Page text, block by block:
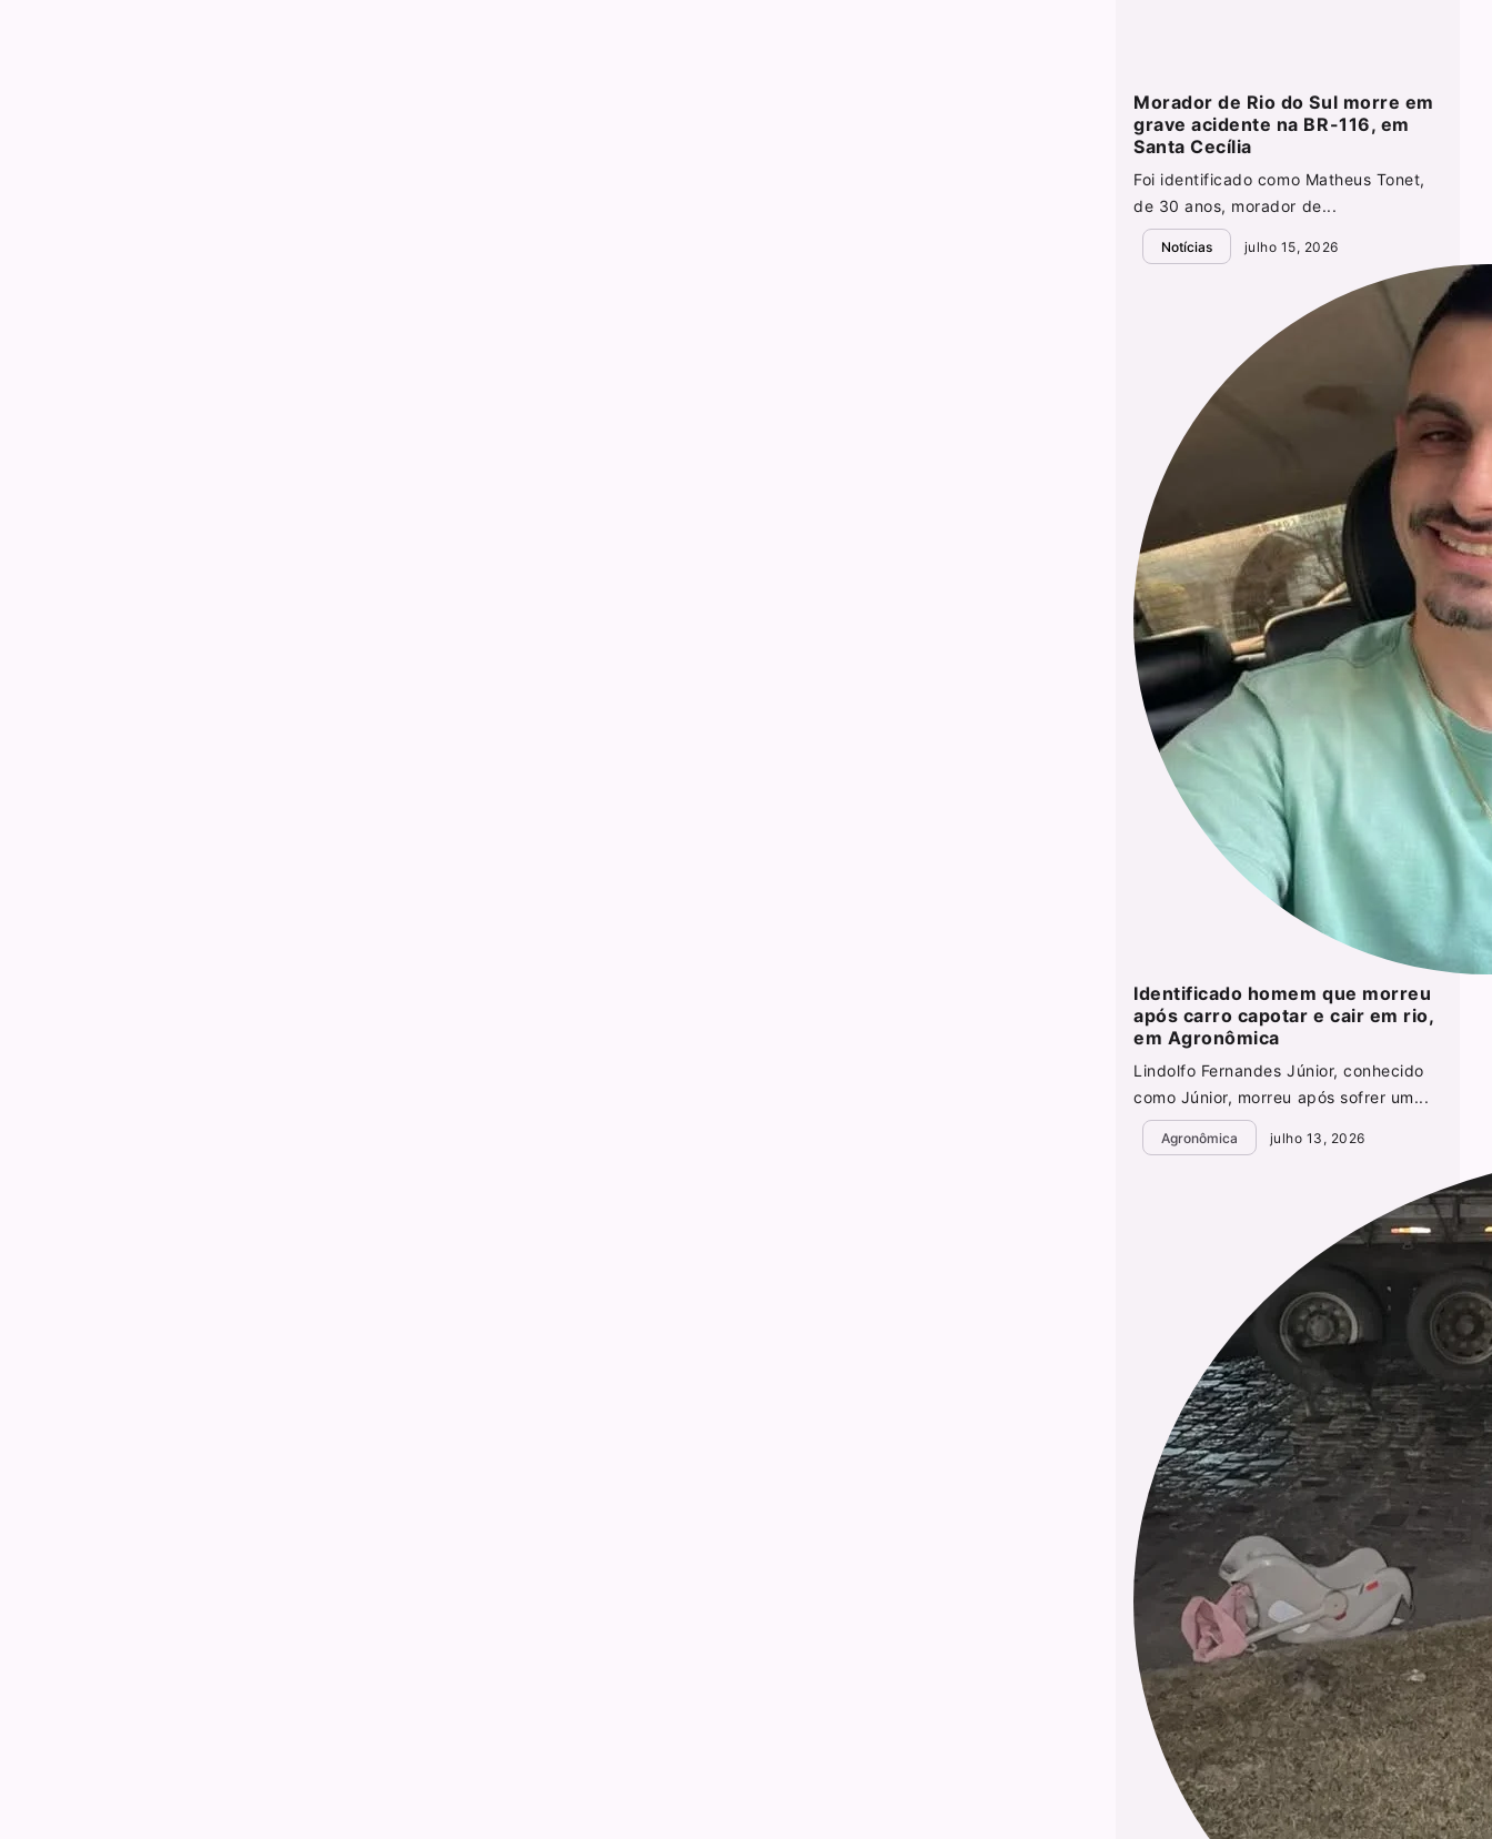
Morador de Rio do Sul morre em
grave acidente na BR-116, em
Santa Cecília
Foi identificado como Matheus Tonet,
de 30 anos, morador de...
Notícias julho 15, 2026
Identificado homem que morreu
após carro capotar e cair em rio,
em Agronômica
Lindolfo Fernandes Júnior, conhecido
como Júnior, morreu após sofrer um...
Agronômica julho 13, 2026